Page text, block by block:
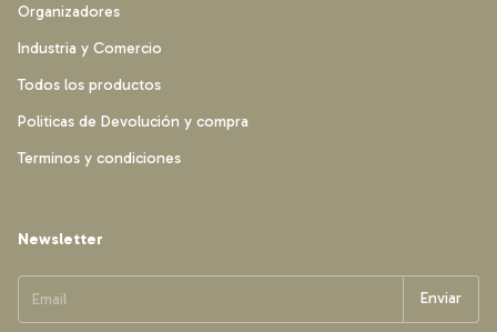
Organizadores
Industria y Comercio
Todos los productos
Politicas de Devolución y compra
Terminos y condiciones
Newsletter